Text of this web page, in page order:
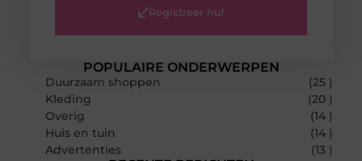
POPULAIRE ONDERWERPEN
Duurzaam shoppen
(25 )
Kleding
(20 )
Overig
(14 )
Huis en tuin
(14 )
Advertenties
(13 )
Registreer nu!